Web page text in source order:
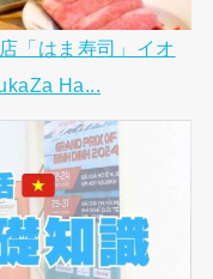
「はま寿司」イオ
Ha...